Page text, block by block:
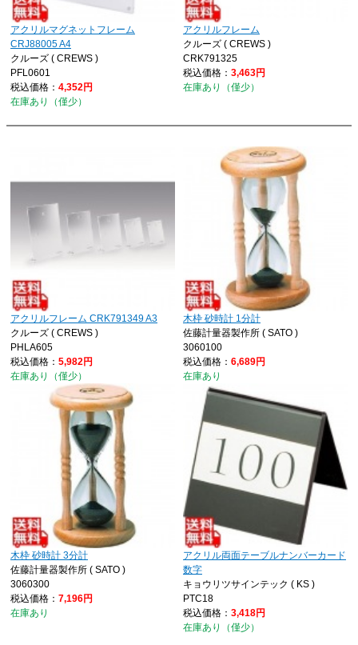
アクリルマグネットフレーム
CRJ88005 A4
クルーズ ( CREWS )
PFL0601
税込価格： 4,352円
在庫あり（僅少）
アクリルフレーム
クルーズ ( CREWS )
CRK791325
税込価格： 3,463円
在庫あり（僅少）
アクリルフレーム CRK791349 A3
クルーズ ( CREWS )
PHLA605
税込価格： 5,982円
在庫あり（僅少）
木枠 砂時計 1分計
佐藤計量器製作所 ( SATO )
3060100
税込価格： 6,689円
在庫あり
木枠 砂時計 3分計
佐藤計量器製作所 ( SATO )
3060300
税込価格： 7,196円
在庫あり
アクリル両面テーブルナンバーカード
数字
キョウリツサインテック ( KS )
PTC18
税込価格： 3,418円
在庫あり（僅少）